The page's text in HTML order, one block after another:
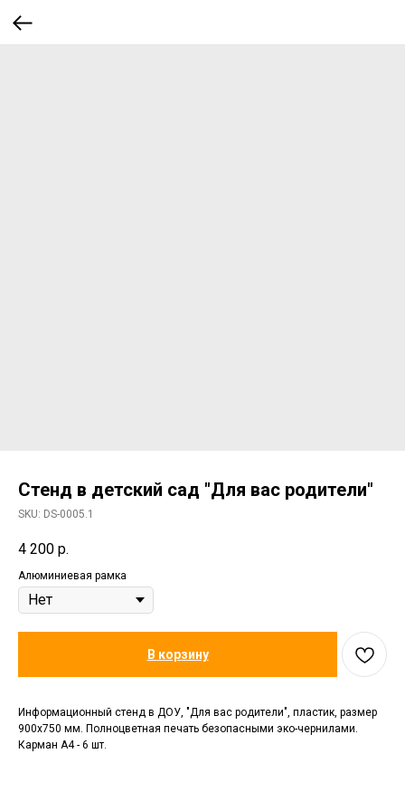
Стенд в детский сад "Для вас родители"
SKU: DS-0005.1
4 200 р.
Алюминиевая рамка
В корзину
Информационный стенд в ДОУ, "Для вас родители", пластик, размер
900х750 мм. Полноцветная печать безопасными эко-чернилами.
Карман А4 - 6 шт.